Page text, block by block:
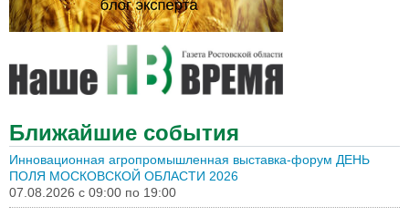
Ближайшие события
Инновационная агропромышленная выставка-форум ДЕНЬ
ПОЛЯ МОСКОВСКОЙ ОБЛАСТИ 2026
07.08.2026 с 09:00 по 19:00